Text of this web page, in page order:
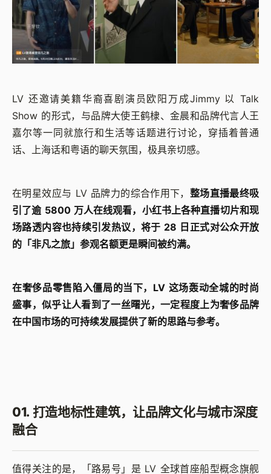
LV 还邀请美籍华裔喜剧演员欧阳万成Jimmy 以 Talk
Show 的形式，与品牌大使王鹤棣、金晨和品牌代言人王
嘉尔等一同就旅行和生活等话题进行讨论，穿插着普通
话、上海话和粤语的聊天氛围，极具亲切感。
在明星效应与 LV 品牌力的综合作用下， 整场直播最终吸
引了逾 5800 万人在线观看，小红书上各种直播切片和现
场路透内容也持续引发热议，将于 28 日正式对公众开放
的「非凡之旅」参观名额更是瞬间被约满。
在奢侈品零售陷入僵局的当下，LV 这场轰动全城的时尚
盛事，似乎让人看到了一丝曙光，一定程度上为奢侈品牌
在中国市场的可持续发展提供了新的思路与参考。
01. 打造地标性建筑，让品牌文化与城市深度
融合
值得关注的是，「路易号」是 LV 全球首座船型概念旗舰